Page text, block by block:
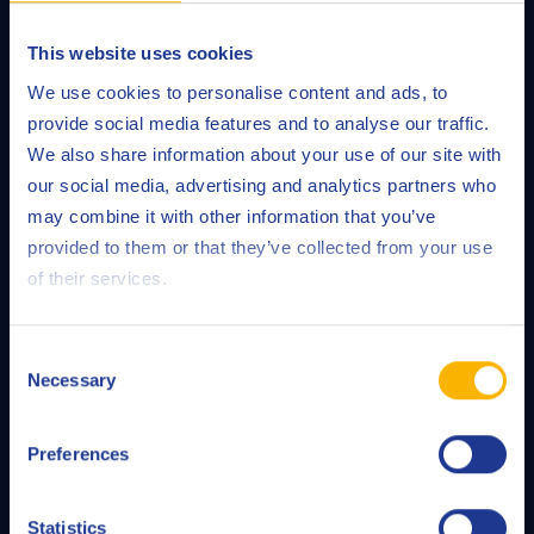
This website uses cookies
We use cookies to personalise content and ads, to
provide social media features and to analyse our traffic.
We also share information about your use of our site with
our social media, advertising and analytics partners who
may combine it with other information that you’ve
provided to them or that they’ve collected from your use
of their services.
Selection
Necessary
Preferences
Statistics
по вопросам применения продукции,
службу компании Q8Oils – Palub.
ЧИТАТЬ ДАЛЕЕ
(QRAS) предоставляет вам подробный и